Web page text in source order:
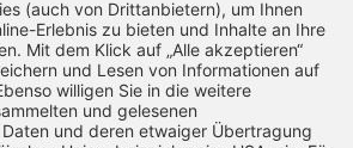
14 Tage Widerruf
Schnelle Bearbeitung